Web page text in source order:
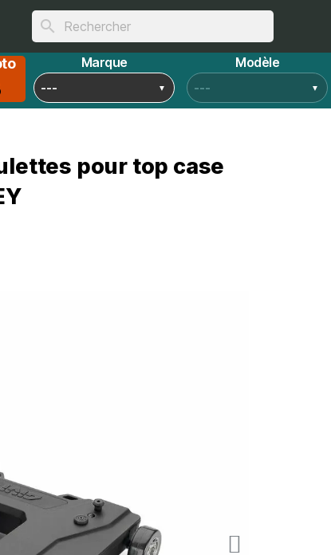
search
Marque Modèle
pour top case